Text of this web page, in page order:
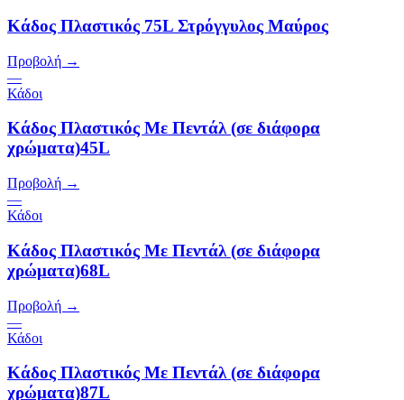
Κάδος Πλαστικός 75L Στρόγγυλος Μαύρος
Προβολή →
—
Κάδοι
Κάδος Πλαστικός Με Πεντάλ (σε διάφορα
χρώματα)45L
Προβολή →
—
Κάδοι
Κάδος Πλαστικός Με Πεντάλ (σε διάφορα
χρώματα)68L
Προβολή →
—
Κάδοι
Κάδος Πλαστικός Με Πεντάλ (σε διάφορα
χρώματα)87L